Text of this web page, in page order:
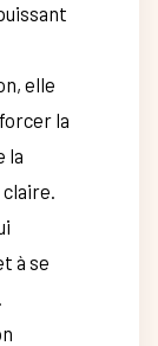
elle
la
la
à se